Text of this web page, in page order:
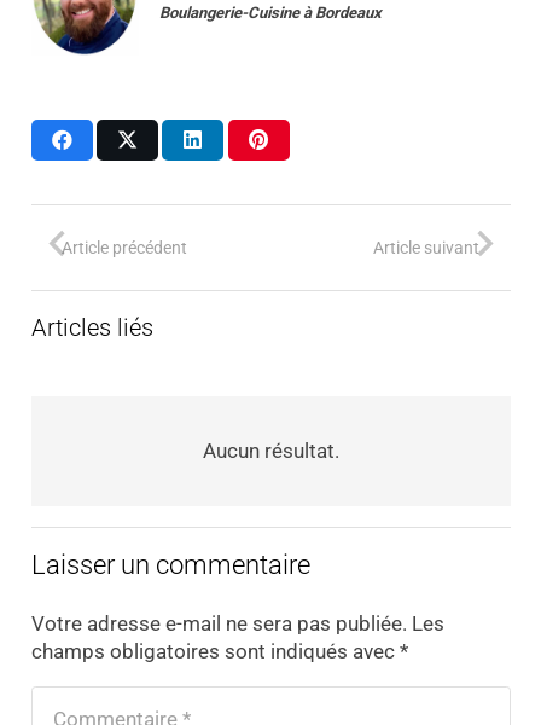
Boulangerie-Cuisine à Bordeaux
Article précédent Article suivant
Articles liés
Aucun résultat.
Laisser un commentaire
Votre adresse e-mail ne sera pas publiée. Les
champs obligatoires sont indiqués avec *